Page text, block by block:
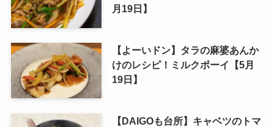
月19日】
【よーいドン】タラの麻婆あんか
けのレシピ！ミルクボーイ【5月
19日】
【DAIGOも台所】キャベツのトマ